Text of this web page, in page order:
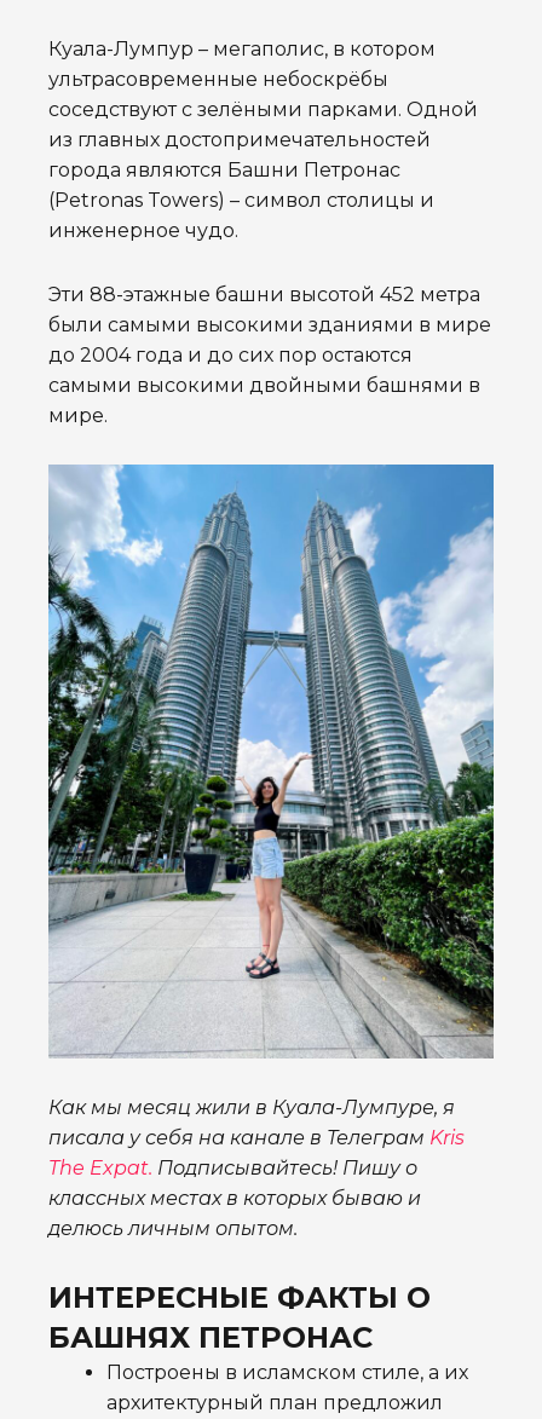
Куала-Лумпур – мегаполис, в котором
ультрасовременные небоскрёбы
соседствуют с зелёными парками. Одной
из главных достопримечательностей
города являются Башни Петронас
(Petronas Towers) – символ столицы и
инженерное чудо.
Эти 88-этажные башни высотой 452 метра
были самыми высокими зданиями в мире
до 2004 года и до сих пор остаются
самыми высокими двойными башнями в
мире.
Как мы месяц жили в Куала-Лумпуре, я
писала у себя на канале в Телеграм Kris
The Expat. Подписывайтесь! Пишу о
классных местах в которых бываю и
делюсь личным опытом.
ИНТЕРЕСНЫЕ ФАКТЫ О
БАШНЯХ ПЕТРОНАС
Построены в исламском стиле, а их
архитектурный план предложил